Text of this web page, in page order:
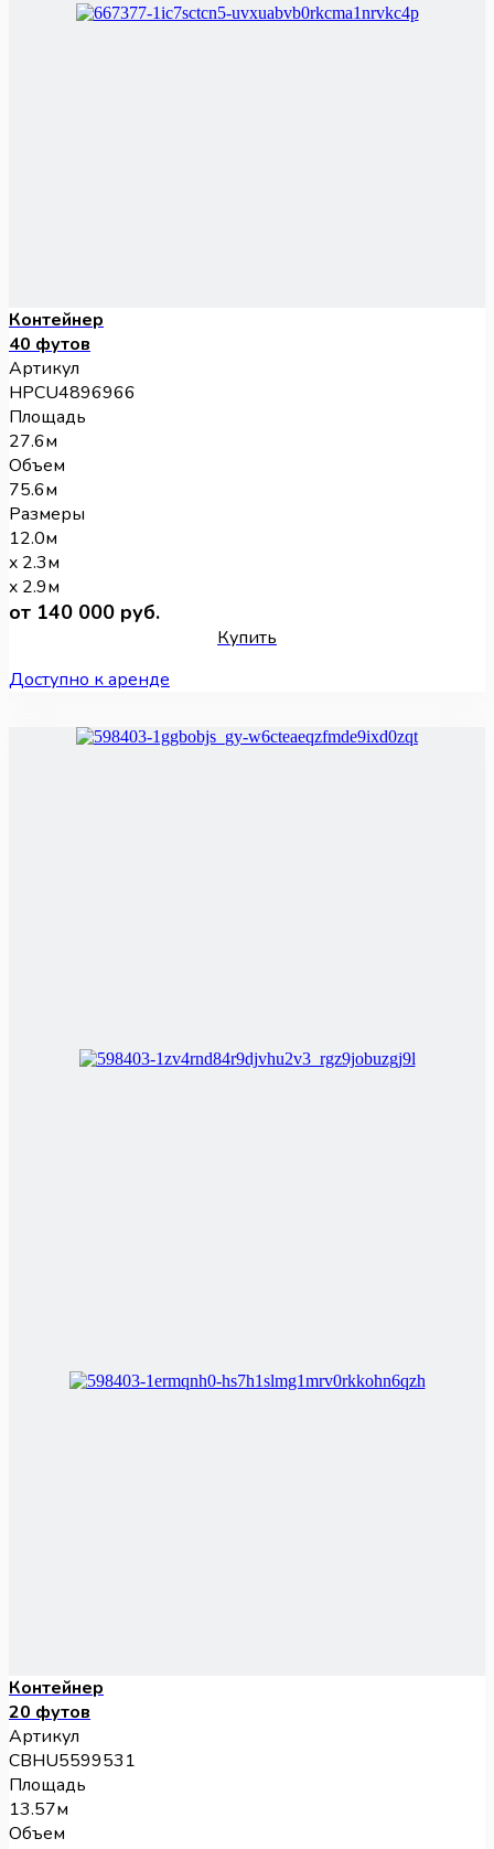
Контейнер
40 футов
Артикул
HPCU4896966
Площадь
27.6м
Объем
75.6м
Размеры
12.0м
x 2.3м
x 2.9м
от 140 000 руб.
Купить
Доступно к аренде
Контейнер
20 футов
Артикул
CBHU5599531
Площадь
13.57м
Объем